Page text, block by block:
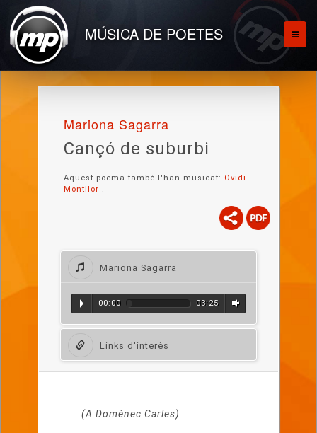
MÚSICA DE POETES
Mariona Sagarra
Cançó de suburbi
Aquest poema també l'han musicat: Ovidi
Montllor .
Mariona Sagarra
00:00 03:25
Links d'interès
(A Domènec Carles)